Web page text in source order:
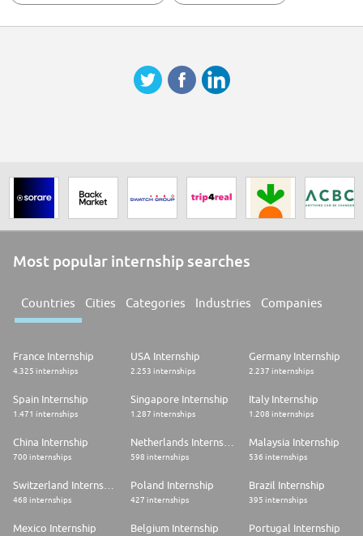
Chez Puig, nous recherchons (en permanence) des personnes
sent accueillie, valorisée, engagée et responsabilisée renforce notre
entreprise, favorise une culture du challenge et nous permet de toujours
Most popular internship searches
Countries Cities Categories Industries Companies
France Internship
4.325 internships
USA Internship
2.253 internships
Germany Internship
2.237 internships
Spain Internship
1.471 internships
Singapore Internship
1.287 internships
Italy Internship
1.208 internships
China Internship
700 internships 598 internships
Malaysia Internship
536 internships
468 internships
Poland Internship
427 internships
Brazil Internship
395 internships
Mexico Internship Belgium Internship Portugal Internship